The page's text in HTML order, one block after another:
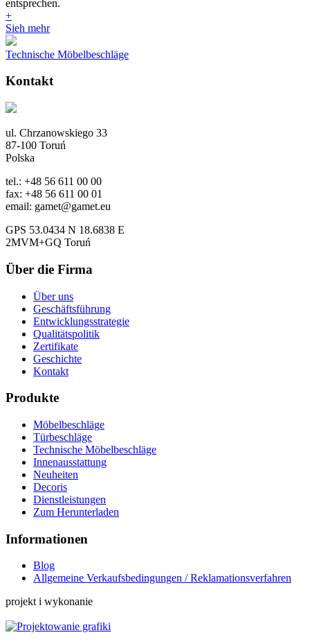
entsprechen.
+
Sieh mehr
Technische Möbelbeschläge
Kontakt
ul. Chrzanowskiego 33
87-100 Toruń
Polska
tel.: +48 56 611 00 00
fax: +48 56 611 00 01
email: gamet@gamet.eu
GPS 53.0434 N 18.6838 E
2MVM+GQ Toruń
Über die Firma
Über uns
Geschäftsführung
Entwicklungsstrategie
Qualitätspolitik
Zertifikate
Geschichte
Kontakt
Produkte
Möbelbeschläge
Türbeschläge
Technische Möbelbeschläge
Innenausstattung
Neuheiten
Decoris
Dienstleistungen
Zum Herunterladen
Informationen
Blog
Allgemeine Verkaufsbedingungen / Reklamationsverfahren
projekt i wykonanie